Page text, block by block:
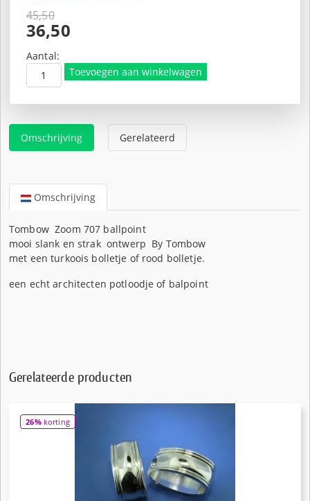
45,50
Oorspronkelijke
prijs
was:
€45,50.
36,50
Huidige
prijs
is:
€36,50.
Aantal:
Toevoegen aan winkelwagen
Omschrijving Gerelateerd
Omschrijving
Tombow Zoom 707 ballpoint
mooi slank en strak ontwerp By Tombow
met een turkoois bolletje of rood bolletje.
een echt architecten potloodje of balpoint
Gerelateerde producten
26%korting